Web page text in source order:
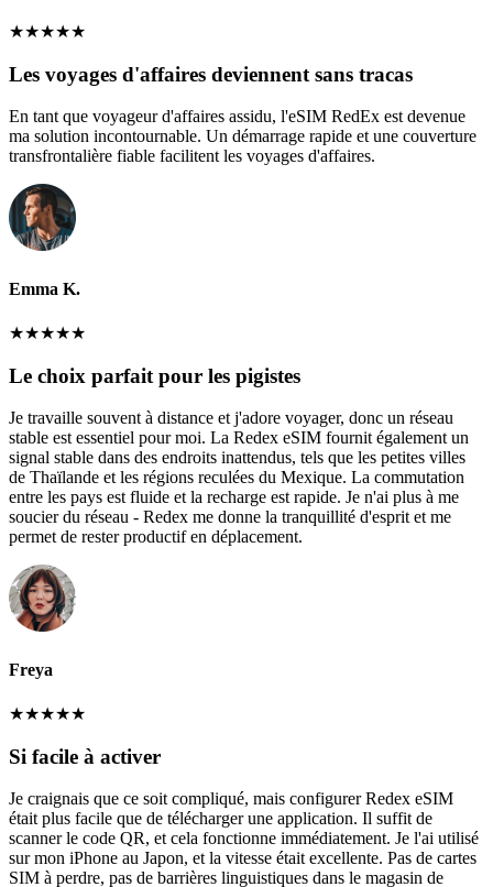
★★★★★
Les voyages d'affaires deviennent sans tracas
En tant que voyageur d'affaires assidu, l'eSIM RedEx est devenue
ma solution incontournable. Un démarrage rapide et une couverture
transfrontalière fiable facilitent les voyages d'affaires.
Emma K.
★★★★★
Le choix parfait pour les pigistes
Je travaille souvent à distance et j'adore voyager, donc un réseau
stable est essentiel pour moi. La Redex eSIM fournit également un
signal stable dans des endroits inattendus, tels que les petites villes
de Thaïlande et les régions reculées du Mexique. La commutation
entre les pays est fluide et la recharge est rapide. Je n'ai plus à me
soucier du réseau - Redex me donne la tranquillité d'esprit et me
permet de rester productif en déplacement.
Freya
★★★★★
Si facile à activer
Je craignais que ce soit compliqué, mais configurer Redex eSIM
était plus facile que de télécharger une application. Il suffit de
scanner le code QR, et cela fonctionne immédiatement. Je l'ai utilisé
sur mon iPhone au Japon, et la vitesse était excellente. Pas de cartes
SIM à perdre, pas de barrières linguistiques dans le magasin de